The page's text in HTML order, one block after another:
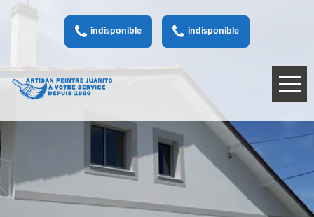
indisponible indisponible